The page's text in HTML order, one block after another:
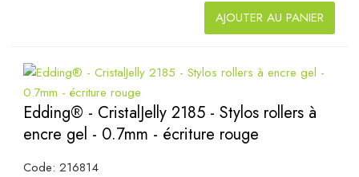
AJOUTER AU PANIER
Edding® - CristalJelly 2185 - Stylos rollers à
encre gel - 0.7mm - écriture rouge
Code: 216814